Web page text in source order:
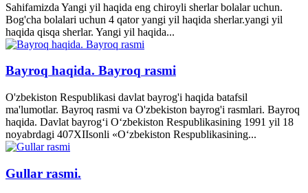
Sahifamizda Yangi yil haqida eng chiroyli sherlar bolalar uchun.
Bog'cha bolalari uchun 4 qator yangi yil haqida sherlar.yangi yil
haqida qisqa sherlar. Yangi yil haqida...
Bayroq haqida. Bayroq rasmi
O'zbekiston Respublikasi davlat bayrog'i haqida batafsil
ma'lumotlar. Bayroq rasmi va O'zbekiston bayrog'i rasmlari. Bayroq
haqida. Davlat bayrog‘i O‘zbekiston Respublikasining 1991 yil 18
noyabrdagi 407­XII­sonli «O‘zbekiston Respublikasining...
Gullar rasmi.